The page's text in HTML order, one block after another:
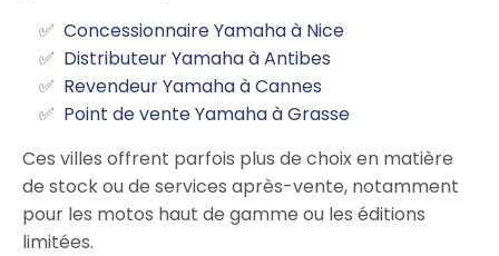
Concessionnaire Yamaha à Nice
Distributeur Yamaha à Antibes
Revendeur Yamaha à Cannes
Point de vente Yamaha à Grasse
Ces villes offrent parfois plus de choix en matière
de stock ou de services après-vente, notamment
pour les motos haut de gamme ou les éditions
limitées.